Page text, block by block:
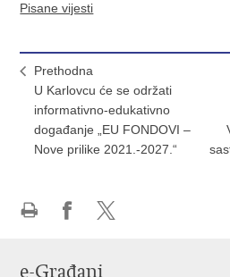
Pisane vijesti
Prethodna
U Karlovcu će se održati
informativno-edukativno
događanje „EU FONDOVI –
Nove prilike 2021.-2027.“
Facebooku
X-
e-Građani